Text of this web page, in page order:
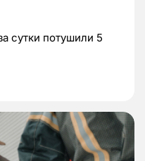
сутки потушили 5